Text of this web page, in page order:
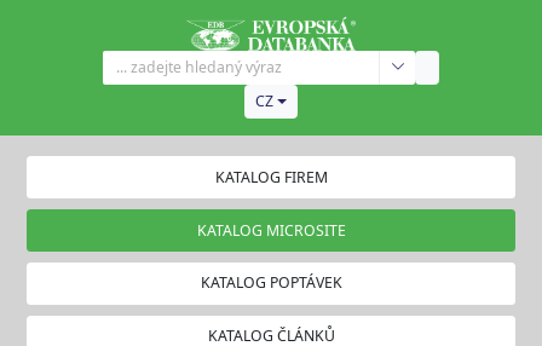
CZ
KATALOG FIREM
KATALOG MICROSITE
KATALOG POPTÁVEK
KATALOG ČLÁNKŮ